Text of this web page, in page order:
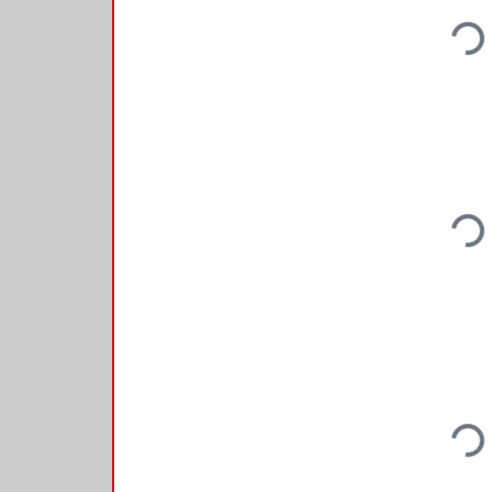
Loading...
Loading...
Loading...